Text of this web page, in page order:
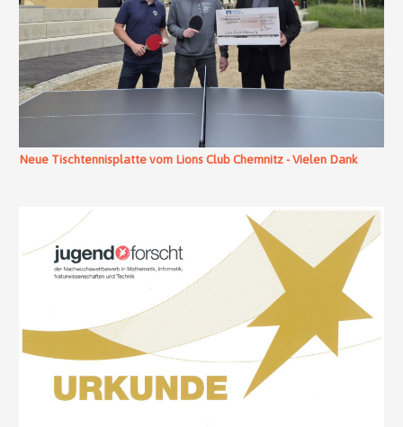
Neue Tischtennisplatte vom Lions Club Chemnitz - Vielen Dank